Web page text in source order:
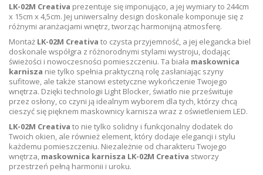
LK-02M Creativa prezentuje się imponująco, a jej wymiary to 244cm
x 15cm x 4,5cm. Jej uniwersalny design doskonale komponuje się z
różnymi aranżacjami wnętrz, tworząc harmonijną atmosferę.
Montaż LK-02M Creativa to czysta przyjemność, a jej elegancka biel
doskonale współgra z różnorodnymi stylami wystroju, dodając
świeżości i nowoczesności pomieszczeniu. Ta biała maskownica
karnisza nie tylko spełnia praktyczną rolę zasłaniając szyny
sufitowe, ale także stanowi estetyczne wykończenie Twojego
wnętrza. Dzięki technologii Light Blocker, światło nie prześwituje
przez osłony, co czyni ją idealnym wyborem dla tych, którzy chcą
cieszyć się pięknem maskownicy karnisza wraz z oświetleniem LED.
LK-02M Creativa to nie tylko solidny i funkcjonalny dodatek do
Twoich okien, ale również element, który dodaje elegancji i stylu
każdemu pomieszczeniu. Niezależnie od charakteru Twojego
wnętrza, maskownica karnisza LK-02M Creativa stworzy
przestrzeń pełną harmonii i uroku.